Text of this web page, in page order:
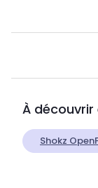
À
Shokz